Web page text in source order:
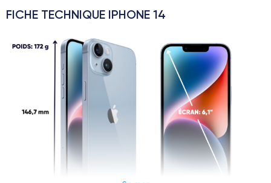
FICHE TECHNIQUE IPHONE 14